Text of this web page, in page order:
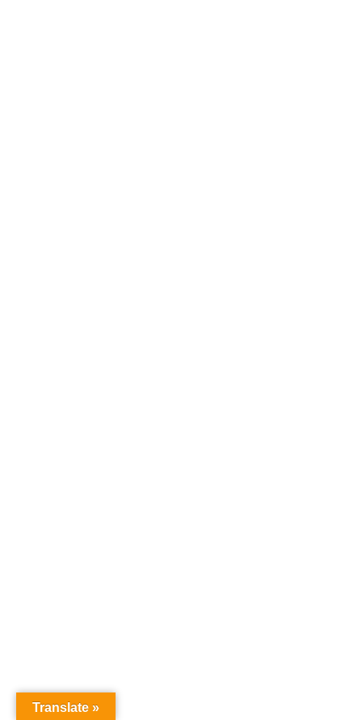
Translate »